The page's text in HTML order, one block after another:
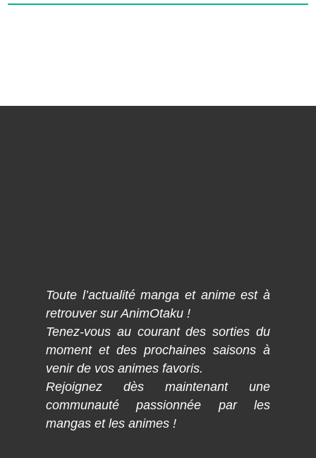
Toute l’actualité manga et anime est à
retrouver sur AnimOtaku !
Tenez-vous au courant des sorties du
moment et des prochaines saisons à
venir de vos animes favoris.
Rejoignez dès maintenant une
communauté passionnée par les
mangas et les animes !